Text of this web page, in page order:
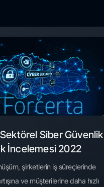
Siber Güvenlik
İncelemesi 2022
şirketlerin iş süreçlerinde
ve müşterilerine daha hızlı